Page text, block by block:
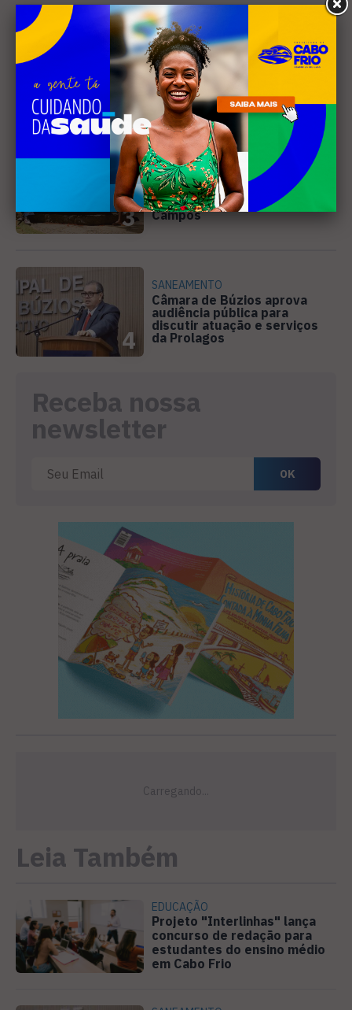
2
DIREITOS HUMANOS
Ativista de Cabo Frio
representa o Brasil em
conferência internacional na
Holanda
3
CINEMA
Curta-metragem gravado em
Búzios é selecionado para o
Festival de Cinema de
Campos
4
SANEAMENTO
Câmara de Búzios aprova
audiência pública para
discutir atuação e serviços
da Prolagos
Receba nossa
newsletter
Leia Também
EDUCAÇÃO
Projeto "Interlinhas" lança
concurso de redação para
estudantes do ensino médio
em Cabo Frio